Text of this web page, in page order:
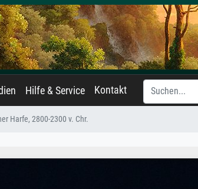
Hilfe & Service Kontakt
Harfe, 2800-2300 v. Chr.